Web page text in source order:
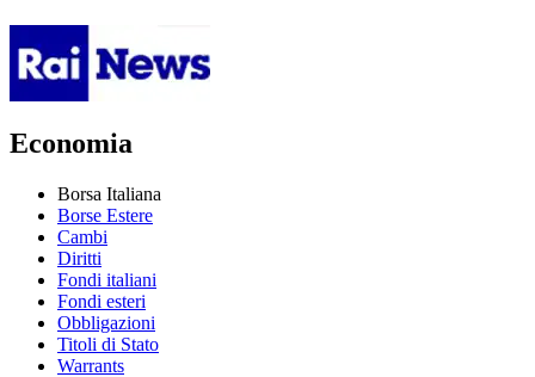
Economia
Borsa Italiana
Borse Estere
Cambi
Diritti
Fondi italiani
Fondi esteri
Obbligazioni
Titoli di Stato
Warrants